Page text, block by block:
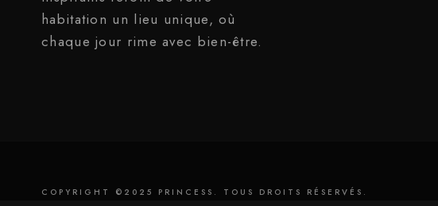
habitation un lieu unique, où
chaque jour rime avec bien-être.
COPYRIGHT ©2025 PRINCESS. TOUS DROITS RÉSERVÉS.